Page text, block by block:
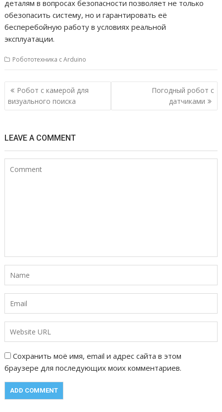
деталям в вопросах безопасности позволяет не только
обезопасить систему, но и гарантировать её
бесперебойную работу в условиях реальной
эксплуатации.
Робототехника с Arduino
Н
а
г
а
ц
п
и
с
я
м
Робот с камерой для
визуального поиска
Погодный робот с
датчиками
LEAVE A COMMENT
Сохранить моё имя, email и адрес сайта в этом
браузере для последующих моих комментариев.